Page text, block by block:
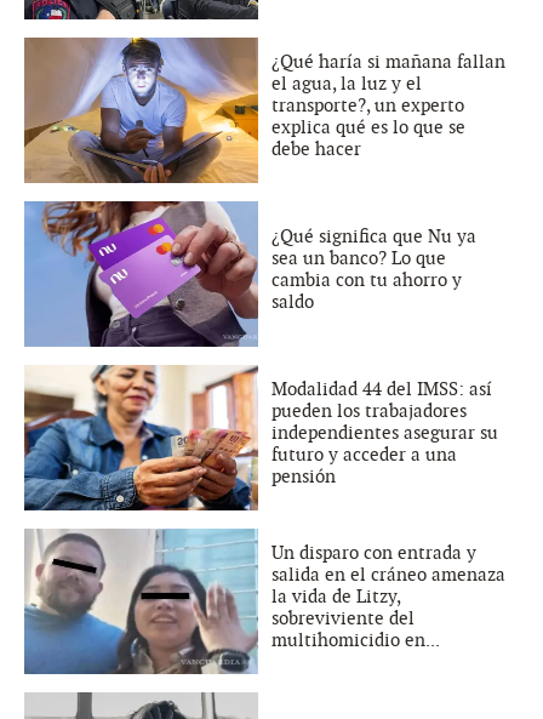
¿Qué haría si mañana fallan
el agua, la luz y el
transporte?, un experto
explica qué es lo que se
debe hacer
¿Qué significa que Nu ya
sea un banco? Lo que
cambia con tu ahorro y
saldo
Modalidad 44 del IMSS: así
pueden los trabajadores
independientes asegurar su
futuro y acceder a una
pensión
Un disparo con entrada y
salida en el cráneo amenaza
la vida de Litzy,
sobreviviente del
multihomicidio en...